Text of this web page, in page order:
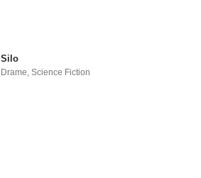
Silo
Drame ,Science Fiction